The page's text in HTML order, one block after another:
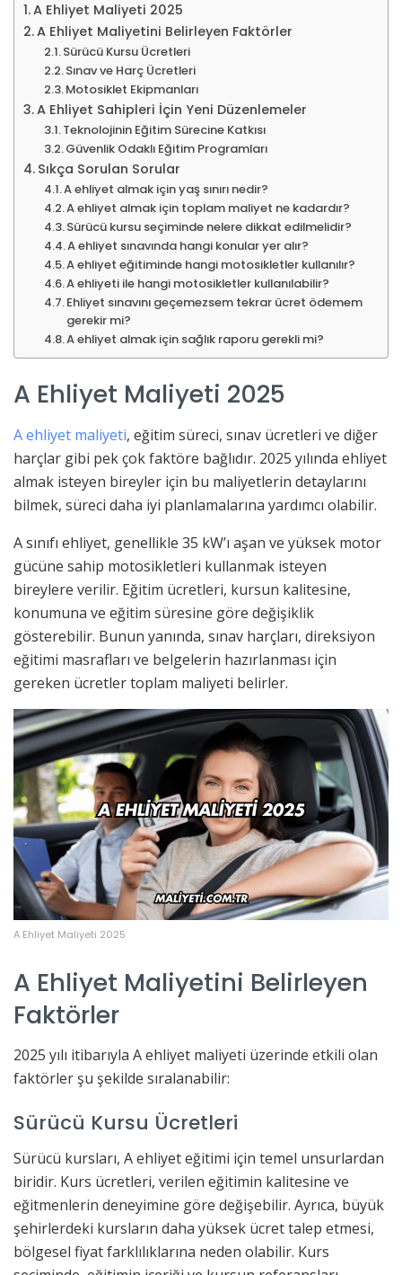
A Ehliyet Maliyeti 2025
A Ehliyet Maliyetini Belirleyen Faktörler
Sürücü Kursu Ücretleri
Sınav ve Harç Ücretleri
Motosiklet Ekipmanları
A Ehliyet Sahipleri İçin Yeni Düzenlemeler
Teknolojinin Eğitim Sürecine Katkısı
Güvenlik Odaklı Eğitim Programları
Sıkça Sorulan Sorular
A ehliyet almak için yaş sınırı nedir?
A ehliyet almak için toplam maliyet ne kadardır?
Sürücü kursu seçiminde nelere dikkat edilmelidir?
A ehliyet sınavında hangi konular yer alır?
A ehliyet eğitiminde hangi motosikletler kullanılır?
A ehliyeti ile hangi motosikletler kullanılabilir?
Ehliyet sınavını geçemezsem tekrar ücret ödemem
gerekir mi?
A ehliyet almak için sağlık raporu gerekli mi?
A Ehliyet Maliyeti 2025
A ehliyet maliyeti, eğitim süreci, sınav ücretleri ve diğer
harçlar gibi pek çok faktöre bağlıdır. 2025 yılında ehliyet
almak isteyen bireyler için bu maliyetlerin detaylarını
bilmek, süreci daha iyi planlamalarına yardımcı olabilir.
A sınıfı ehliyet, genellikle 35 kW’ı aşan ve yüksek motor
gücüne sahip motosikletleri kullanmak isteyen
bireylere verilir. Eğitim ücretleri, kursun kalitesine,
konumuna ve eğitim süresine göre değişiklik
gösterebilir. Bunun yanında, sınav harçları, direksiyon
eğitimi masrafları ve belgelerin hazırlanması için
gereken ücretler toplam maliyeti belirler.
A Ehliyet Maliyeti 2025
A Ehliyet Maliyetini Belirleyen
Faktörler
2025 yılı itibarıyla A ehliyet maliyeti üzerinde etkili olan
faktörler şu şekilde sıralanabilir:
Sürücü Kursu Ücretleri
Sürücü kursları, A ehliyet eğitimi için temel unsurlardan
biridir. Kurs ücretleri, verilen eğitimin kalitesine ve
eğitmenlerin deneyimine göre değişebilir. Ayrıca, büyük
şehirlerdeki kursların daha yüksek ücret talep etmesi,
bölgesel fiyat farklılıklarına neden olabilir. Kurs